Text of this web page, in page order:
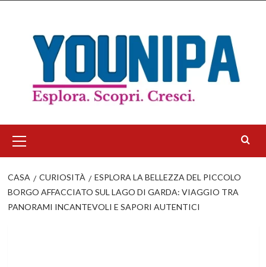
contenuto
principale
CASA CURIOSITÀ
ESPLORA LA BELLEZZA DEL PICCOLO
BORGO AFFACCIATO SUL LAGO DI GARDA: VIAGGIO TRA
PANORAMI INCANTEVOLI E SAPORI AUTENTICI